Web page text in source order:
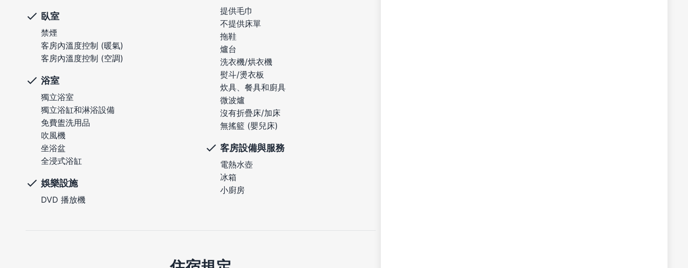
臥室
禁煙
客房內溫度控制 (暖氣)
客房內溫度控制 (空調)
浴室
獨立浴室
獨立浴缸和淋浴設備
免費盥洗用品
吹風機
坐浴盆
全浸式浴缸
娛樂設施
DVD 播放機
提供毛巾
不提供床單
拖鞋
爐台
洗衣機/烘衣機
熨斗/燙衣板
炊具、餐具和廚具
微波爐
沒有折疊床/加床
無搖籃 (嬰兒床)
客房設備與服務
電熱水壺
冰箱
小廚房